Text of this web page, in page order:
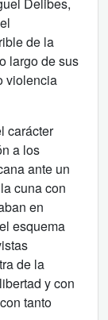
de la
largo de sus
violencia
carácter
a los
ante un
cuna con
en
esquema
de la
y con
tanto